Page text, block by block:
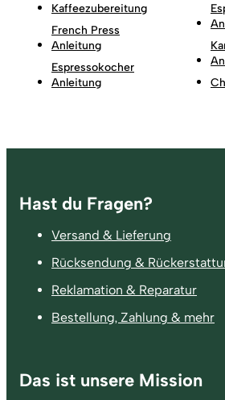
Kaffeezubereitung
French Press
Anleitung
Espressokocher
Anleitung
Fußzeile
Hast du Fragen?
Versand & Lieferung
Rücksendung &
Reklamation & Reparatur
Bestellung, Zahlung & mehr
Das ist unsere Mission